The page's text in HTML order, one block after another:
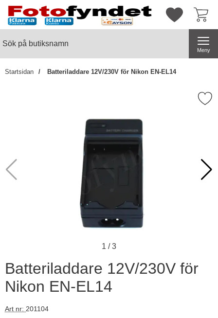
Startsidan för butiksnamn
Mina
Meny
Startsidan Batteriladdare 12V/230V för Nikon EN-EL14
Markera batteriladdare 12V/230V
1 /3
Batteriladdare 12V/230V för
Nikon EN-EL14
Art nr: 201104